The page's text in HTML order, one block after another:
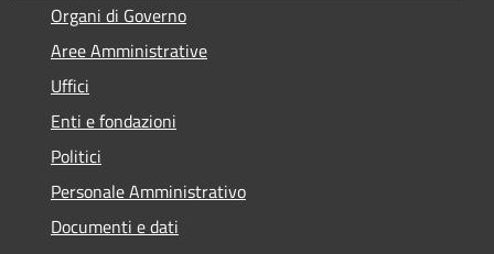
Organi di Governo
Aree Amministrative
Uffici
Enti e fondazioni
Politici
Personale Amministrativo
Documenti e dati